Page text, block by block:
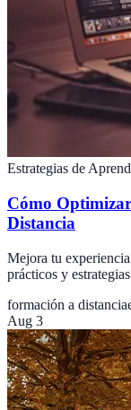
Estrategias de
Cómo
Distancia
Mejora tu
prácticos y
formación a distancia
Aug 3